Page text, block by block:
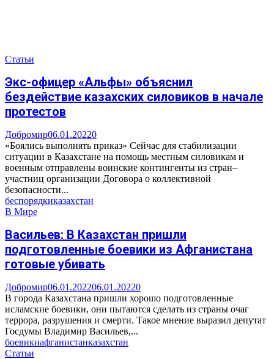
Статьи
Экс-офицер «Альфы» объяснил
бездействие казахских силовиков в начале
протестов
Добромир06.01.20220
«Боялись выполнять приказ» Сейчас для стабилизации
ситуации в Казахстане на помощь местным силовикам и
военным отправлены воинские контингенты из стран–
участниц организации Договора о коллективной
безопасности...
беспорядкиказахстан
В Мире
Васильев: В Казахстан пришли
подготовленные боевики из Афганистана
готовые убивать
Добромир06.01.202206.01.20220
В города Казахстана пришли хорошо подготовленные
исламские боевики, они пытаются сделать из страны очаг
террора, разрушения и смерти. Такое мнение выразил депутат
Госдумы Владимир Васильев,...
боевикиафганистанказахстан
Статьи